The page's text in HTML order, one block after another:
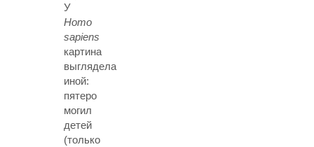
У
Homo
sapiens
картина
выглядела
иной:
пятеро
могил
детей
(только